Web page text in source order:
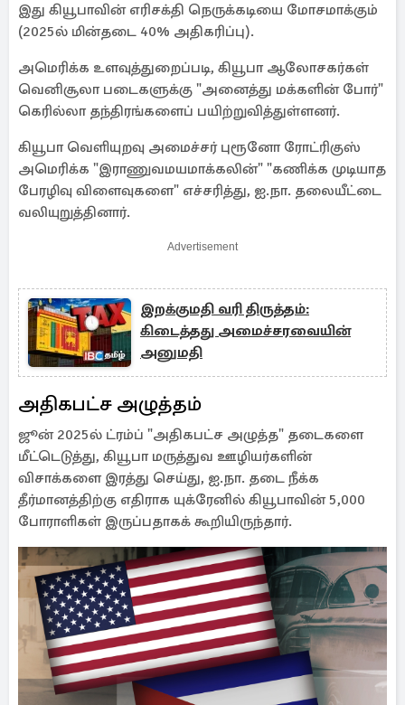
இது கியூபாவின் எரிசக்தி நெருக்கடியை மோசமாக்கும்
(2025ல் மின்தடை 40% அதிகரிப்பு).
அமெரிக்க உளவுத்துறைப்படி, கியூபா ஆலோசகர்கள்
வெனிசூலா படைகளுக்கு "அனைத்து மக்களின் போர்"
கெரில்லா தந்திரங்களைப் பயிற்றுவித்துள்ளனர்.
கியூபா வெளியுறவு அமைச்சர் புரூனோ ரோட்ரிகுஸ்
அமெரிக்க "இராணுவமயமாக்கலின்" "கணிக்க முடியாத
பேரழிவு விளைவுகளை" எச்சரித்து, ஐ.நா. தலையீட்டை
வலியுறுத்தினார்.
Advertisement
இறக்குமதி வரி திருத்தம்:
கிடைத்தது அமைச்சரவையின்
அனுமதி
அதிகபட்ச அழுத்தம்
ஜூன் 2025ல் ட்ரம்ப் "அதிகபட்ச அழுத்த" தடைகளை
மீட்டெடுத்து, கியூபா மருத்துவ ஊழியர்களின்
விசாக்களை இரத்து செய்து, ஐ.நா. தடை நீக்க
தீர்மானத்திற்கு எதிராக யுக்ரேனில் கியூபாவின் 5,000
போராளிகள் இருப்பதாகக் கூறியிருந்தார்.